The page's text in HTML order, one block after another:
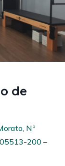
de
Nº
05513-200 –